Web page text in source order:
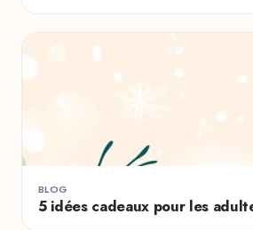
BLOG
5 idées cadeaux pour les